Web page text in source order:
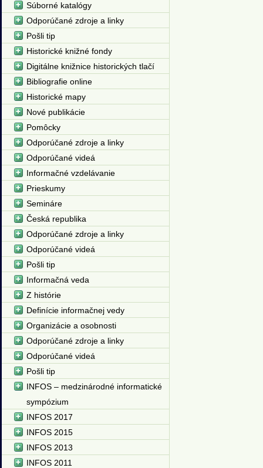
Súborné katalógy
Odporúčané zdroje a linky
Pošli tip
Historické knižné fondy
Digitálne knižnice historických tlačí
Bibliografie online
Historické mapy
Nové publikácie
Pomôcky
Odporúčané zdroje a linky
Odporúčané videá
Informačné vzdelávanie
Prieskumy
Semináre
Česká republika
Odporúčané zdroje a linky
Odporúčané videá
Pošli tip
Informačná veda
Z histórie
Definície informačnej vedy
Organizácie a osobnosti
Odporúčané zdroje a linky
Odporúčané videá
Pošli tip
INFOS – medzinárodné informatické
sympózium
INFOS 2017
INFOS 2015
INFOS 2013
INFOS 2011